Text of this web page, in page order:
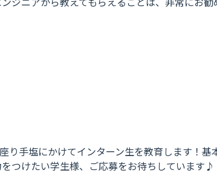
ジニアから教えてもらえることは、非常にお
り手塩にかけてインターン生を教育します！
つけたい学生様、ご応募をお待ちしています♪